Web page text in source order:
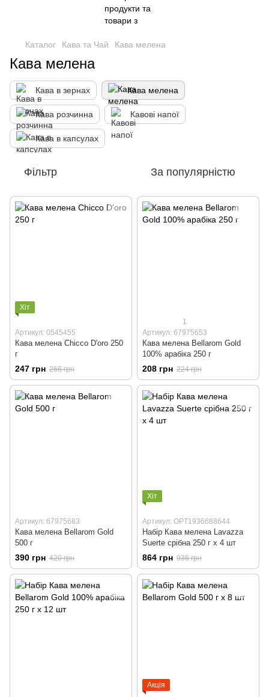
Каталог Кава та Чай Кава мелена
Кава мелена
Кава в зернах Кава мелена
Кава розчинна Кавові напої
Кава в капсулах
Фільтр За популярністю
Хіт
Артикул: 0545455
Кава мелена Chicco D'oro 250
г
247 грн 266 грн
1
Артикул: 67975653
Кава мелена Bellarom Gold
100% арабіка 250 г
208 грн 224 грн
Артикул: 67975683
Кава мелена Bellarom Gold
500 г
390 грн 420 грн
Хіт
Артикул: OPT1936688644
Набір Кава мелена Lavazza
Suerte срібна 250 г х 4 шт
864 грн 936 грн
Акція